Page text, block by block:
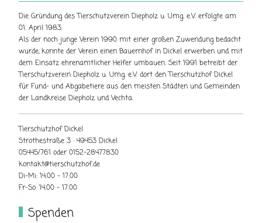
Die Gründung des Tierschutzverein Diepholz u. Umg. e.V. erfolgte am
01. April 1983.
Als der noch junge Verein 1990 mit einer großen Zuwendung bedacht
wurde, konnte der Verein einen Bauernhof in Dickel erwerben und mit
dem Einsatz ehrenamtlicher Helfer umbauen. Seit 1991 betreibt der
Tierschutzverein Diepholz u. Umg. e.V. dort den Tierschutzhof Dickel
für Fund- und Abgabetiere aus den meisten Städten und Gemeinden
der Landkreise Diepholz und Vechta.
Tierschutzhof Dickel
Strothestraße 3 · 49453 Dickel
05445/761 oder 0152-28477830
kontakt@tierschutzhof.de
Di-Mi: 14.00 - 17.00
Fr-So: 14.00 - 17.00
Spenden